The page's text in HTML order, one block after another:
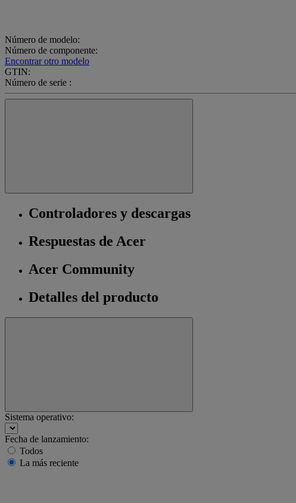
Número de modelo:
Número de componente:
Encontrar otro modelo
GTIN:
Número de serie :
Controladores y descargas
Respuestas de Acer
Acer Community
Detalles del producto
Sistema operativo:
Fecha de lanzamiento:
Todos
La más reciente